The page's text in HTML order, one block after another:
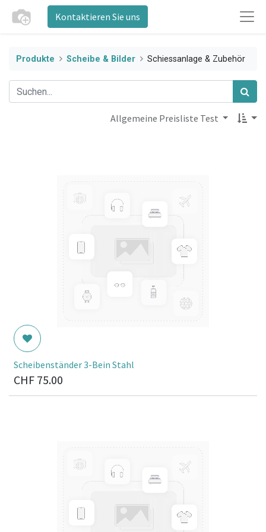
Kontaktieren Sie uns
Produkte Scheibe & Bilder Schiessanlage & Zubehör
Allgemeine Preisliste Test
Scheibenständer 3-Bein Stahl
CHF 75.00